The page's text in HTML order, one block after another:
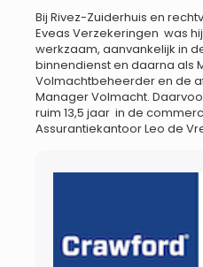
Bij Rivez-Zuiderhuis en
Eveas Verzekeringen was
werkzaam, aanvankelijk in
binnendienst en daarna als
Volmachtbeheerder en de
Manager Volmacht.
ruim 13,5 jaar in de
Assurantiekantoor Leo de